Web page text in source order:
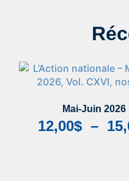
Mai-Juin 2026
12,00$ –